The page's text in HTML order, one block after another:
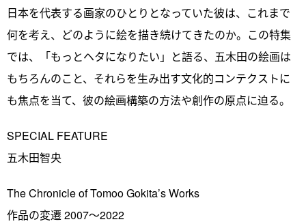
日本を代表する画家のひとりとなっていた彼は、これまで
何を考え、どのように絵を描き続けてきたのか。この特集
では、「もっとヘタになりたい」と語る、五木田の絵画は
もちろんのこと、それらを生み出す文化的コンテクストに
も焦点を当て、彼の絵画構築の方法や創作の原点に迫る。
SPECIAL FEATURE
五木田智央
The Chronicle of Tomoo Gokita’s Works
作品の変遷 2007～2022